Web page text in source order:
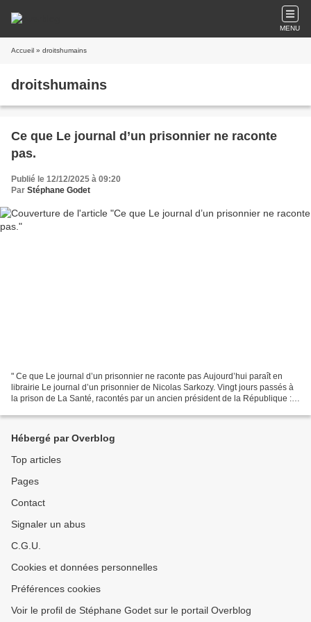
MENU
Accueil » droitshumains
droitshumains
Ce que Le journal d’un prisonnier ne raconte
pas.
Publié le 12/12/2025 à 09:20
Par Stéphane Godet
" Ce que Le journal d’un prisonnier ne raconte pas Aujourd’hui paraît en
librairie Le journal d’un prisonnier de Nicolas Sarkozy. Vingt jours passés à
la prison de La Santé, racontés par un ancien président de la République :
Hébergé par Overblog
Top articles
Pages
Contact
Signaler un abus
C.G.U.
Cookies et données personnelles
Préférences cookies
Voir le profil de Stéphane Godet sur le portail Overblog